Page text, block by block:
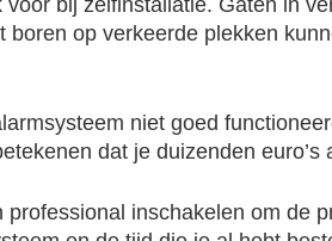
bij zelfinstallatie. Gaten in
op verkeerde plekken
niet goed
dat je duizenden
inschakelen om de